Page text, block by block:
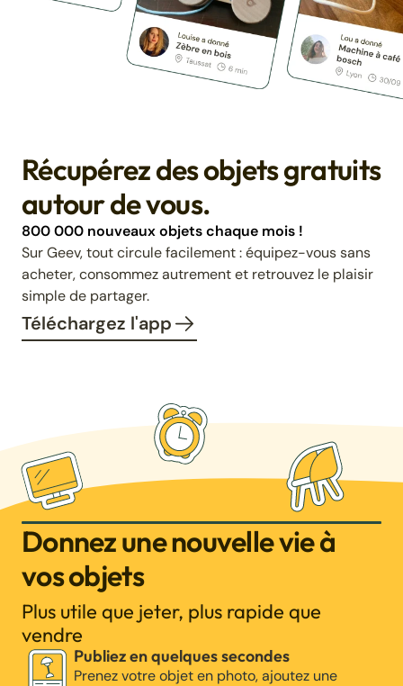
Récupérez des objets gratuits
autour de vous.
800 000 nouveaux objets chaque mois !
Sur Geev, tout circule facilement : équipez-vous sans
acheter, consommez autrement et retrouvez le plaisir
simple de partager.
Téléchargez l'app
Donnez une nouvelle vie à
vos objets
Plus utile que jeter, plus rapide que
vendre
Publiez en quelques secondes
Prenez votre objet en photo, ajoutez une